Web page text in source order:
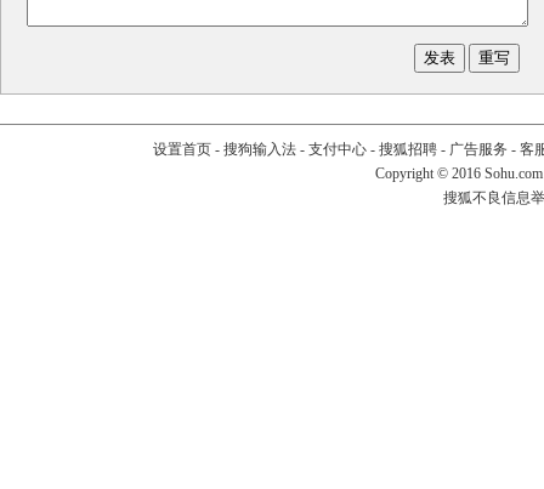
设置首页- 搜狗输入法- 支付中心- 搜狐招聘- 广告服务 - 客
Copyright © 2016
搜狐不良信息